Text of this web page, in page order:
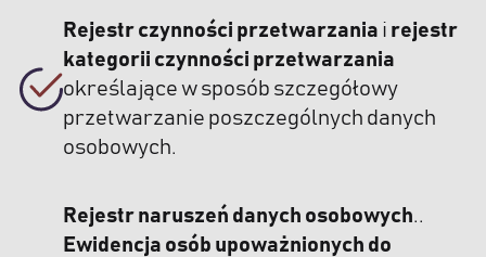
Rejestr czynności przetwarzania i rejestr
kategorii czynności przetwarzania
określające w sposób szczegółowy
przetwarzanie poszczególnych danych
osobowych.
Rejestr naruszeń danych osobowych..
Ewidencja osób upoważnionych do